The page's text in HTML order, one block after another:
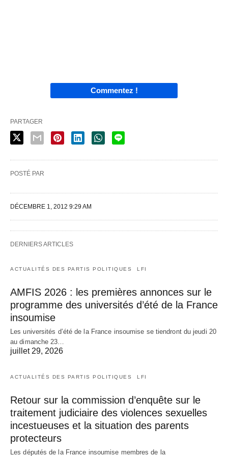
Commentez !
PARTAGER
POSTÉ PAR
DÉCEMBRE 1, 2012 9:29 AM
DERNIERS ARTICLES
ACTUALITÉS DES PARTIS POLITIQUES LFI
AMFIS 2026 : les premières annonces sur le
programme des universités d’été de la France
insoumise
Les universités d’été de la France insoumise se tiendront du jeudi 20
au dimanche 23…
juillet 29, 2026
ACTUALITÉS DES PARTIS POLITIQUES LFI
Retour sur la commission d’enquête sur le
traitement judiciaire des violences sexuelles
incestueuses et la situation des parents
protecteurs
Les députés de la France insoumise membres de la